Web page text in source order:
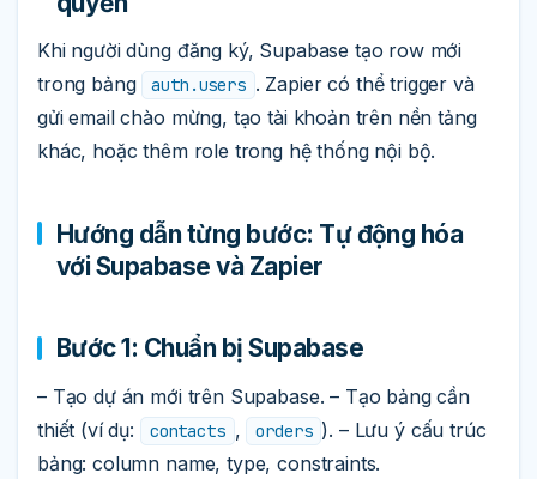
Khi người dùng đăng ký, Supabase tạo row mới
trong bảng
auth.users . Zapier có thể trigger và
gửi email chào mừng, tạo tài khoản trên nền tảng
khác, hoặc thêm role trong hệ thống nội bộ.
Hướng dẫn từng bước: Tự động hóa
với Supabase và Zapier
Bước 1: Chuẩn bị Supabase
– Tạo dự án mới trên Supabase. – Tạo bảng cần
thiết (ví dụ:
contacts , orders ). – Lưu ý cấu trúc
bảng: column name, type, constraints.